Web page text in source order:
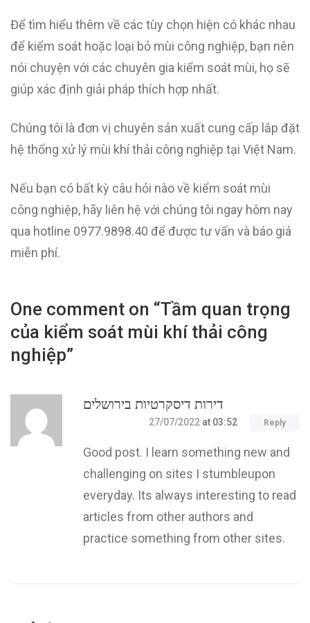
Để tìm hiểu thêm về các tùy chọn hiện có khác nhau
để kiểm soát hoặc loại bỏ mùi công nghiệp, bạn nên
nói chuyện với các chuyên gia kiểm soát mùi, họ sẽ
giúp xác định giải pháp thích hợp nhất.
Chúng tôi là đơn vị chuyên sản xuất cung cấp lắp đặt
hệ thống xử lý mùi khí thải công nghiệp tại Việt Nam.
Nếu bạn có bất kỳ câu hỏi nào về kiểm soát mùi
công nghiệp, hãy liên hệ với chúng tôi ngay hôm nay
qua hotline 0977.9898.40 để được tư vấn và báo giá
miễn phí.
One comment on “Tầm quan trọng
của kiểm soát mùi khí thải công
nghiệp”
דירות דיסקרטיות בירושלים
27/07/2022 at 03:52 Reply
Good post. I learn something new and
challenging on sites I stumbleupon
everyday. Its always interesting to read
articles from other authors and
practice something from other sites.